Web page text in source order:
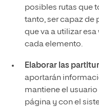
posibles rutas que
tanto, ser capaz de
que va a utilizar
cada elemento.
Elaborar las
aportarán
mantiene el
página y con el